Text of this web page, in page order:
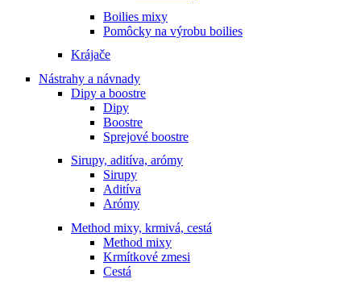
Boilies mixy
Pomôcky na výrobu boilies
Krájače
Nástrahy a návnady
Dipy a boostre
Dipy
Boostre
Sprejové boostre
Sirupy, aditíva, arómy
Sirupy
Aditíva
Arómy
Method mixy, krmivá, cestá
Method mixy
Krmítkové zmesi
Cestá